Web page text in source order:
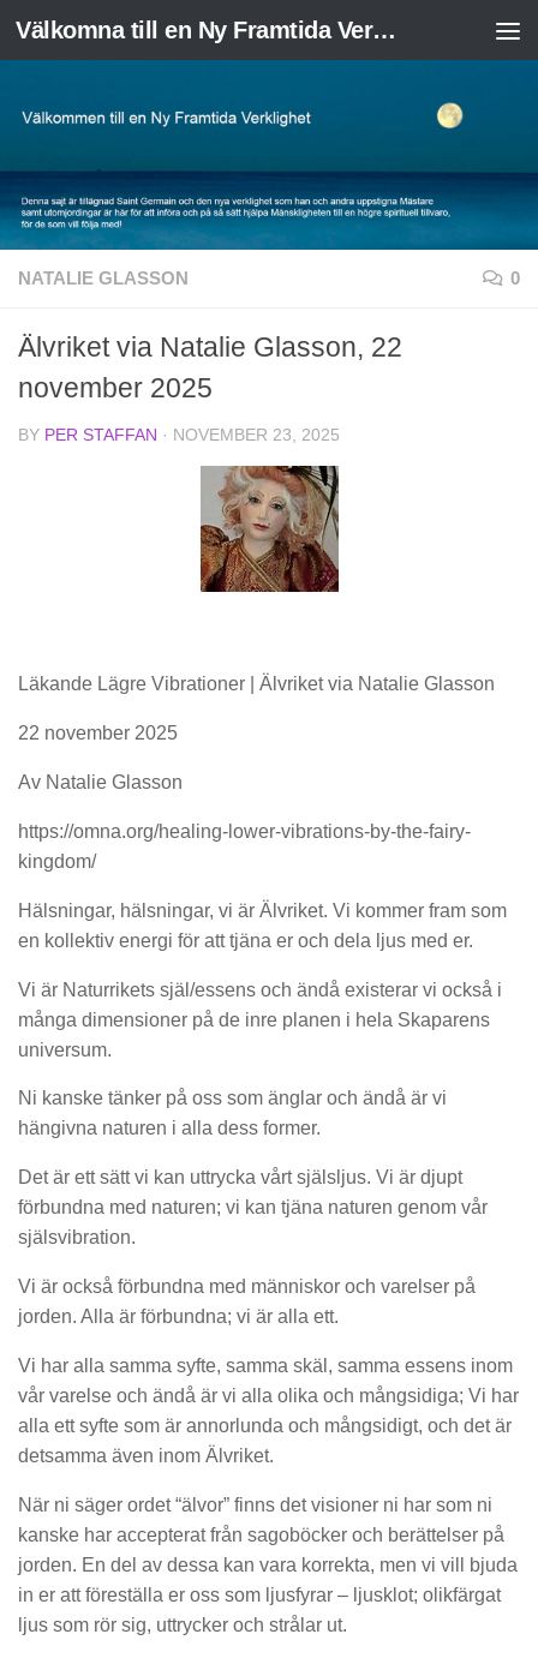
Skip to content Välkomna till en Ny Framtida Verklighet
NATALIE GLASSON 0
Älvriket via Natalie Glasson, 22
november 2025
BY PER STAFFAN · NOVEMBER 23, 2025
Läkande Lägre Vibrationer | Älvriket via Natalie Glasson
22 november 2025
Av Natalie Glasson
https://omna.org/healing-lower-vibrations-by-the-fairy-
kingdom/
Hälsningar, hälsningar, vi är Älvriket. Vi kommer fram som
en kollektiv energi för att tjäna er och dela ljus med er.
Vi är Naturrikets själ/essens och ändå existerar vi också i
många dimensioner på de inre planen i hela Skaparens
universum.
Ni kanske tänker på oss som änglar och ändå är vi
hängivna naturen i alla dess former.
Det är ett sätt vi kan uttrycka vårt själsljus. Vi är djupt
förbundna med naturen; vi kan tjäna naturen genom vår
själsvibration.
Vi är också förbundna med människor och varelser på
jorden. Alla är förbundna; vi är alla ett.
Vi har alla samma syfte, samma skäl, samma essens inom
vår varelse och ändå är vi alla olika och mångsidiga; Vi har
alla ett syfte som är annorlunda och mångsidigt, och det är
detsamma även inom Älvriket.
När ni säger ordet “älvor” finns det visioner ni har som ni
kanske har accepterat från sagoböcker och berättelser på
jorden. En del av dessa kan vara korrekta, men vi vill bjuda
in er att föreställa er oss som ljusfyrar – ljusklot; olikfärgat
ljus som rör sig, uttrycker och strålar ut.